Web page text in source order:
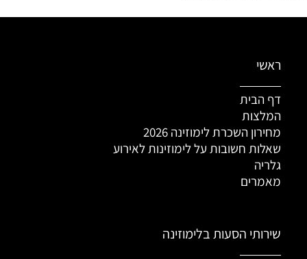
ראשי
דף הבית
המלצות
מחירון השכרת לימוזינה 2026
שאלות חשובות על לימוזינות לאירוע
גלריה
מאמרים
שירותי הסעות בלימוזינה